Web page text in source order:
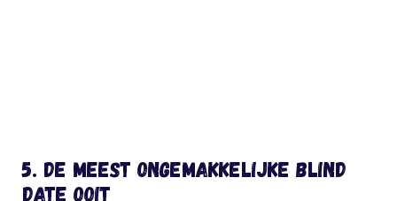
5. De meest ongemakkelijke blind
date ooit